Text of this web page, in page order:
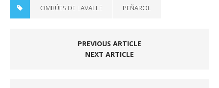
OMBÚES DE LAVALLE PEÑAROL
PREVIOUS ARTICLE
NEXT ARTICLE